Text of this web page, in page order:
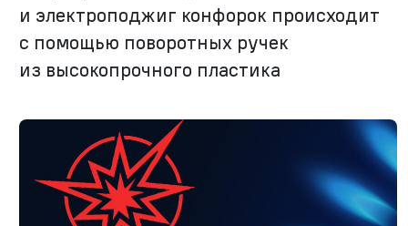
и электроподжиг конфорок происходит
с помощью поворотных ручек
из высокопрочного пластика